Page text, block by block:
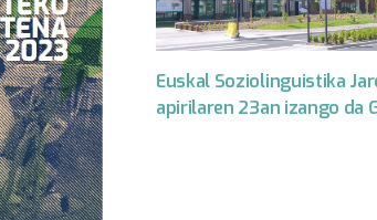
Euskal Soziolinguistika
apirilaren 23an izango da